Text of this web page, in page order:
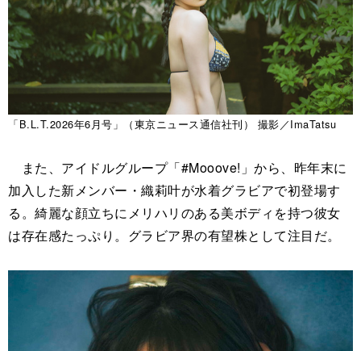
「B.L.T.2026年6月号」（東京ニュース通信社刊） 撮影／ImaTatsu
また、アイドルグループ「#Mooove!」から、昨年末に
加入した新メンバー・織莉叶が水着グラビアで初登場す
る。綺麗な顔立ちにメリハリのある美ボディを持つ彼女
は存在感たっぷり。グラビア界の有望株として注目だ。